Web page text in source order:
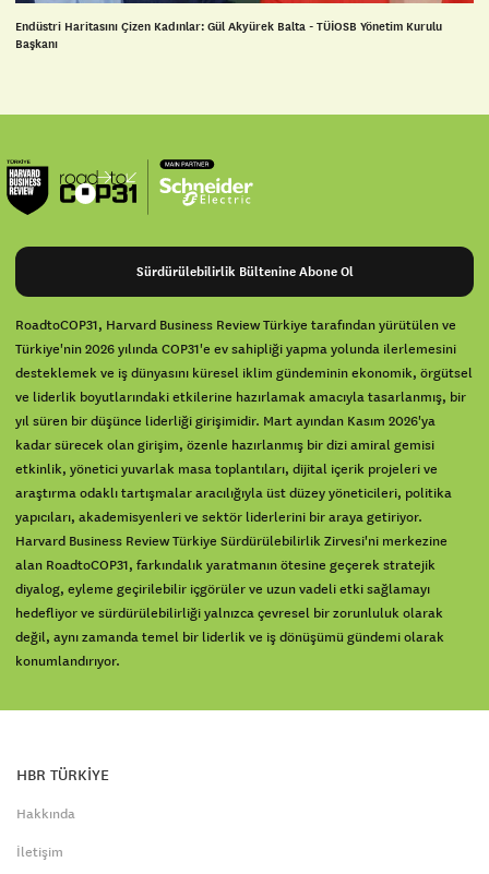
Endüstri Haritasını Çizen Kadınlar: Gül Akyürek Balta - TÜİOSB Yönetim Kurulu
Başkanı
Sürdürülebilirlik Bültenine Abone Ol
RoadtoCOP31, Harvard Business Review Türkiye tarafından yürütülen ve
Türkiye'nin 2026 yılında COP31'e ev sahipliği yapma yolunda ilerlemesini
desteklemek ve iş dünyasını küresel iklim gündeminin ekonomik, örgütsel
ve liderlik boyutlarındaki etkilerine hazırlamak amacıyla tasarlanmış, bir
yıl süren bir düşünce liderliği girişimidir. Mart ayından Kasım 2026'ya
kadar sürecek olan girişim, özenle hazırlanmış bir dizi amiral gemisi
etkinlik, yönetici yuvarlak masa toplantıları, dijital içerik projeleri ve
araştırma odaklı tartışmalar aracılığıyla üst düzey yöneticileri, politika
yapıcıları, akademisyenleri ve sektör liderlerini bir araya getiriyor.
Harvard Business Review Türkiye Sürdürülebilirlik Zirvesi'ni merkezine
alan RoadtoCOP31, farkındalık yaratmanın ötesine geçerek stratejik
diyalog, eyleme geçirilebilir içgörüler ve uzun vadeli etki sağlamayı
hedefliyor ve sürdürülebilirliği yalnızca çevresel bir zorunluluk olarak
değil, aynı zamanda temel bir liderlik ve iş dönüşümü gündemi olarak
konumlandırıyor.
HBR TÜRKİYE
Hakkında
İletişim